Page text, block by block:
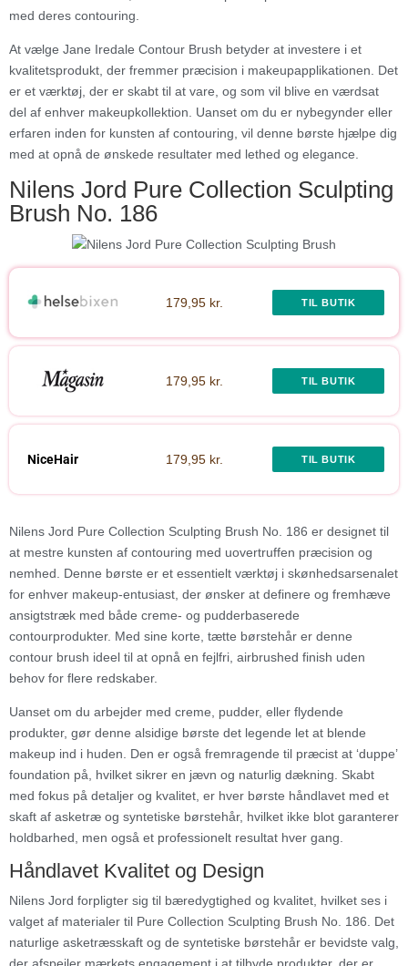
med deres contouring.
At vælge Jane Iredale Contour Brush betyder at investere i et
kvalitetsprodukt, der fremmer præcision i makeupapplikationen. Det
er et værktøj, der er skabt til at vare, og som vil blive en værdsat
del af enhver makeupkollektion. Uanset om du er nybegynder eller
erfaren inden for kunsten af contouring, vil denne børste hjælpe dig
med at opnå de ønskede resultater med lethed og elegance.
Nilens Jord Pure Collection Sculpting
Brush No. 186
179,95 kr. TIL BUTIK
179,95 kr. TIL BUTIK
NiceHair 179,95 kr. TIL BUTIK
Nilens Jord Pure Collection Sculpting Brush No. 186 er designet til
at mestre kunsten af contouring med uovertruffen præcision og
nemhed. Denne børste er et essentielt værktøj i skønhedsarsenalet
for enhver makeup-entusiast, der ønsker at definere og fremhæve
ansigtstræk med både creme- og pudderbaserede
contourprodukter. Med sine korte, tætte børstehår er denne
contour brush ideel til at opnå en fejlfri, airbrushed finish uden
behov for flere redskaber.
Uanset om du arbejder med creme, pudder, eller flydende
produkter, gør denne alsidige børste det legende let at blende
makeup ind i huden. Den er også fremragende til præcist at ‘duppe’
foundation på, hvilket sikrer en jævn og naturlig dækning. Skabt
med fokus på detaljer og kvalitet, er hver børste håndlavet med et
skaft af asketræ og syntetiske børstehår, hvilket ikke blot garanterer
holdbarhed, men også et professionelt resultat hver gang.
Håndlavet Kvalitet og Design
Nilens Jord forpligter sig til bæredygtighed og kvalitet, hvilket ses i
valget af materialer til Pure Collection Sculpting Brush No. 186. Det
naturlige asketræsskaft og de syntetiske børstehår er bevidste valg,
der afspejler mærkets engagement i at tilbyde produkter, der er